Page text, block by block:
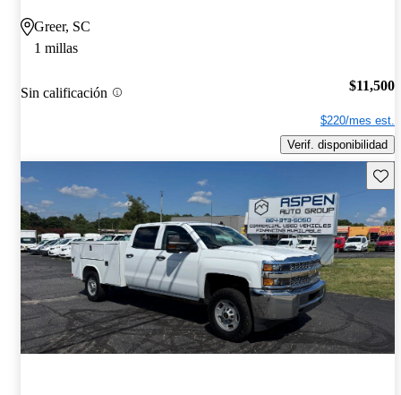
Greer, SC
1 millas
Sin calificación $11,500
$220/mes est.
Verif. disponibilidad